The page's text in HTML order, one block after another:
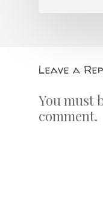
Leave a
You must
comment.